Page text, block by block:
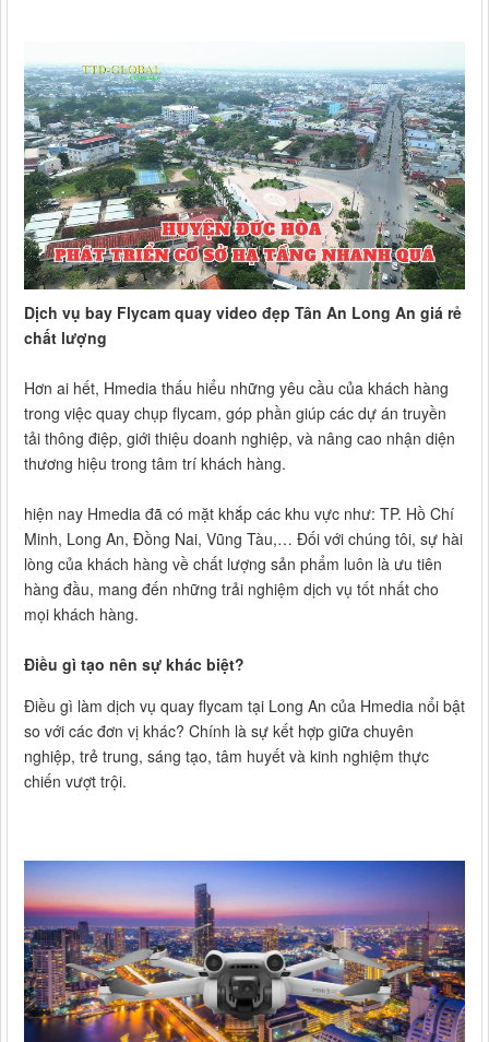
Dịch vụ bay Flycam quay video đẹp Tân An Long An giá rẻ
chất lượng
Hơn ai hết, Hmedia thấu hiểu những yêu cầu của khách hàng
trong việc quay chụp flycam, góp phần giúp các dự án truyền
tải thông điệp, giới thiệu doanh nghiệp, và nâng cao nhận diện
thương hiệu trong tâm trí khách hàng.
hiện nay Hmedia đã có mặt khắp các khu vực như: TP. Hồ Chí
Minh, Long An, Đồng Nai, Vũng Tàu,… Đối với chúng tôi, sự hài
lòng của khách hàng về chất lượng sản phẩm luôn là ưu tiên
hàng đầu, mang đến những trải nghiệm dịch vụ tốt nhất cho
mọi khách hàng.
Điều gì tạo nên sự khác biệt?
Điều gì làm dịch vụ quay flycam tại Long An của Hmedia nổi bật
so với các đơn vị khác? Chính là sự kết hợp giữa chuyên
nghiệp, trẻ trung, sáng tạo, tâm huyết và kinh nghiệm thực
chiến vượt trội.